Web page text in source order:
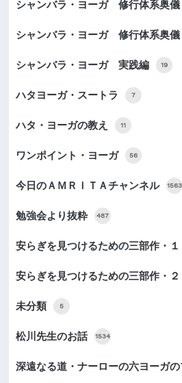
シャンバラ・ヨーガ 修行体系奥
シャンバラ・ヨーガ 修行体系奥
シャンバラ・ヨーガ 実践編 19
ハタヨーガ・スートラ 7
ハタ・ヨーガの教え 11
ワンポイント・ヨーガ 56
今日のＡＭＲＩＴＡチャンネル 1563
勉強会より抜粋 487
安らぎを見つけるための三部作・１
安らぎを見つけるための三部作・２
未分類 5
松川先生のお話 1534
深遠なる道・ナーローの六ヨーガ